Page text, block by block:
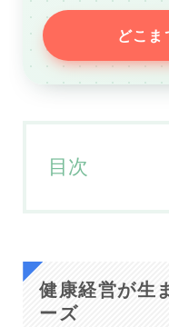
どこま
目次
健康経営が生
ーズ